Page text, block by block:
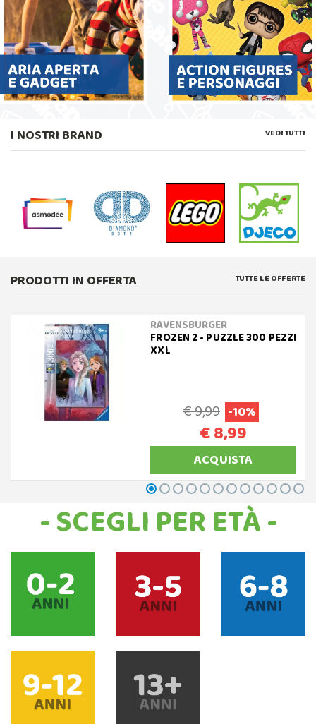
I NOSTRI BRAND VEDI TUTTI
PRODOTTI IN OFFERTA TUTTE LE OFFERTE
RAVENSBURGER
FROZEN 2 - PUZZLE 300 PEZZI
XXL
€ 9,99 -10%
€ 8,99
ACQUISTA
- SCEGLI PER ETÀ -